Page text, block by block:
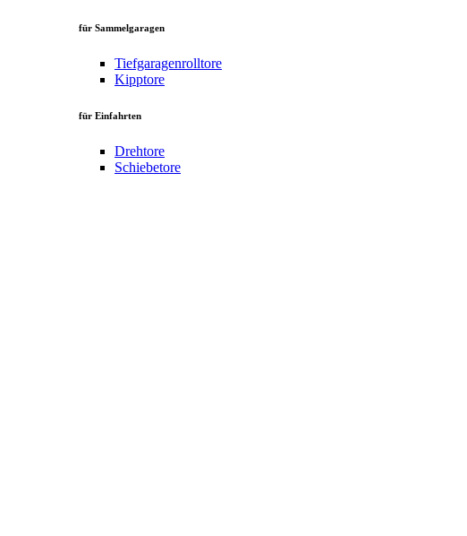
für Sammelgaragen
Tiefgaragenrolltore
Kipptore
für Einfahrten
Drehtore
Schiebetore